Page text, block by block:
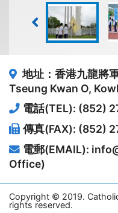
地址：香港九龍將
Tseung Kwan O,
電話(TEL): (852)
傳真(FAX): (852)
電郵(EMAIL):
Office)
Copyright © 2019.
rights reserved.